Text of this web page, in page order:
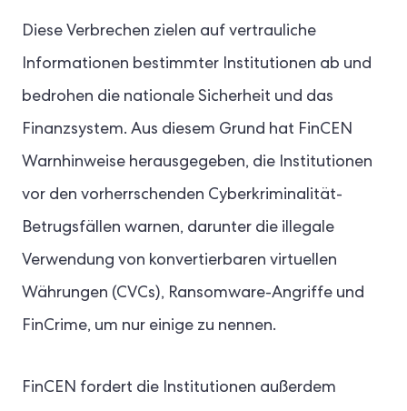
Diese Verbrechen zielen auf vertrauliche
Informationen bestimmter Institutionen ab und
bedrohen die nationale Sicherheit und das
Finanzsystem. Aus diesem Grund hat FinCEN
Warnhinweise herausgegeben, die Institutionen
vor den vorherrschenden Cyberkriminalität-
Betrugsfällen warnen, darunter die illegale
Verwendung von konvertierbaren virtuellen
Währungen (CVCs), Ransomware-Angriffe und
FinCrime, um nur einige zu nennen.
FinCEN fordert die Institutionen außerdem